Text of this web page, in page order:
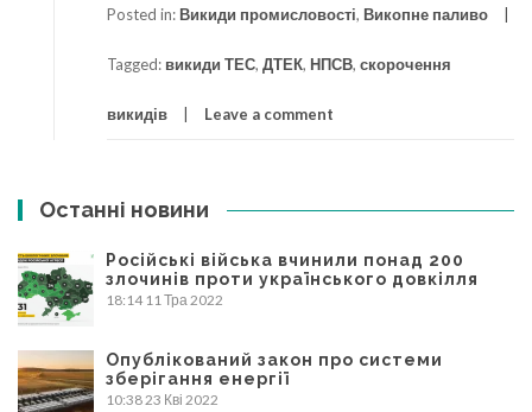
Posted in: Викиди промисловості, Викопне паливо
Tagged: викиди ТЕС, ДТЕК, НПСВ, скорочення
викидів Leave a comment
Останні новини
Російські війська вчинили понад 200
злочинів проти українського довкілля
18:14 11 Тра 2022
Опублікований закон про системи
зберігання енергії
10:3823 Кві 2022